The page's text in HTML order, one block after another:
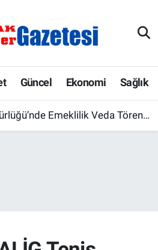
Güncel Ekonomi Sağlık
Veda Töreni! Erkin Yılmaz’a Plaket Takdim Edildi
Haritası